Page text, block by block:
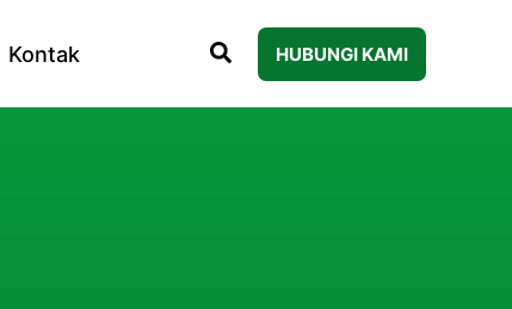
Kontak HUBUNGI KAMI